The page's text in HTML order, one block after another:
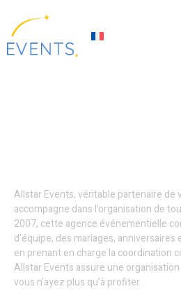
principal
Allstar Events, véritable partenaire
accompagne dans l’organisation de
2007, cette agence événementielle
d’équipe, des mariages,
en prenant en charge la coordination
Allstar Events assure une
vous n’ayez plus qu’à profiter.